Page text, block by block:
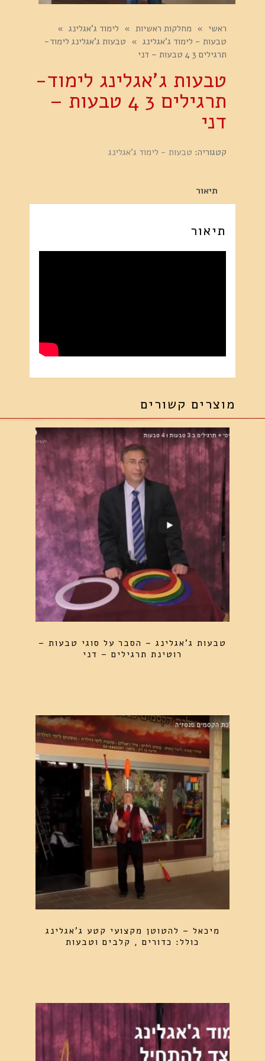
ראשי » מחלקות ראשיות » לימוד ג'אגלינג »
טבעות - לימוד ג'אגלינג » טבעות ג'אגלינג לימוד-
תרגילים 3 4 טבעות – דני
טבעות ג'אגלינג לימוד-
תרגילים 3 4 טבעות –
דני
קטגוריה: טבעות - לימוד ג'אגלינג
תיאור
תיאור
מוצרים קשורים
טבעות ג'אגלינג – הסבר על סוגי טבעות –
רוטינת תרגילים – דני
מיכאל – להטוטן מקצועי קטע ג'אגלינג
כולל: כדורים , קלבים וטבעות